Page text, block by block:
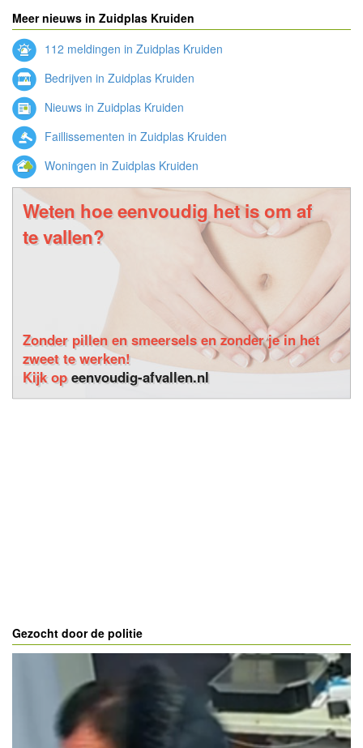
Meer nieuws in Zuidplas Kruiden
112 meldingen in Zuidplas Kruiden
Bedrijven in Zuidplas Kruiden
Nieuws in Zuidplas Kruiden
Faillissementen in Zuidplas Kruiden
Woningen in Zuidplas Kruiden
Weten hoe eenvoudig het is om af
te vallen?
Zonder pillen en smeersels en zonder je in het
zweet te werken!
Kijk opeenvoudig-afvallen.nl
Gezocht door de politie